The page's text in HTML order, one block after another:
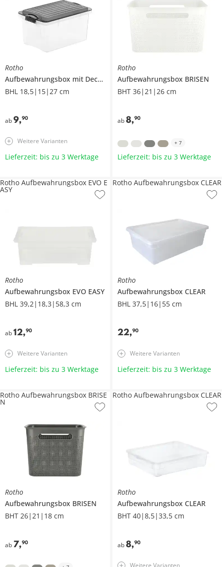
Rotho
Aufbewahrungsbox mit Deckel
BHL 18,5|15|27 cm
ab9,90
Weitere Varianten
Lieferzeit: bis zu 3 Werktage
Rotho
Aufbewahrungsbox BRISEN
BHT 36|21|26 cm
ab 8,90
+ 7
Lieferzeit: bis zu 3 Werktage
Rotho
Aufbewahrungsbox EVO EASY
BHL 39,2|18,3|58,3 cm
ab12,90
Rotho Aufbewahrungsbox EVO E
ASY
Weitere Varianten
Lieferzeit: bis zu 3 Werktage
Rotho
Aufbewahrungsbox CLEAR
BHL 37,5|16|55 cm
22,90
Rotho Aufbewahrungsbox CLEAR
Weitere Varianten
Lieferzeit: bis zu 3 Werktage
Rotho
Aufbewahrungsbox BRISEN
BHT 26|21|18 cm
ab 7,90
Rotho Aufbewahrungsbox BRISE
N
Rotho
Aufbewahrungsbox CLEAR
BHT 40|8,5|33,5 cm
ab 8,90
Rotho Aufbewahrungsbox CLEAR
Weitere Varianten